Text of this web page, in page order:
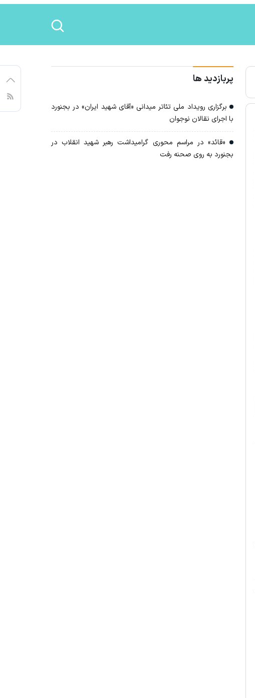
پربازدید ها
برگزاری رویداد ملی تئاتر میدانی «آقای شهید ایران» در بجنورد
با اجرای نقالان نوجوان
«قائد» در مراسم محوری گرامیداشت رهبر شهید انقلاب در
بجنورد به روی صحنه رفت